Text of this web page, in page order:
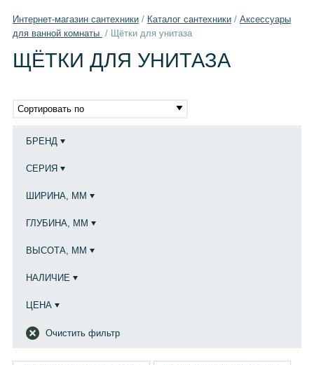
Интернет-магазин сантехники/ Каталог сантехники/ Aксессуары
для ванной комнаты / Щётки для унитаза
ЩЁТКИ ДЛЯ УНИТАЗА
Сортировать по
БРЕНД
СЕРИЯ
ШИРИНА, ММ
ГЛУБИНА, ММ
ВЫСОТА, ММ
НАЛИЧИЕ
ЦЕНА
Очистить фильтр